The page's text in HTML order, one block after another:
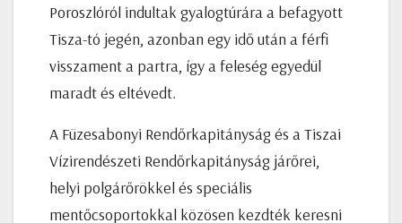
Poroszlóról indultak gyalogtúrára a befagyott
Tisza-tó jegén, azonban egy idő után a férfi
visszament a partra, így a feleség egyedül
maradt és eltévedt.
A Füzesabonyi Rendőrkapitányság és a Tiszai
Vízirendészeti Rendőrkapitányság járőrei,
helyi polgárőrökkel és speciális
mentőcsoportokkal közösen kezdték keresni